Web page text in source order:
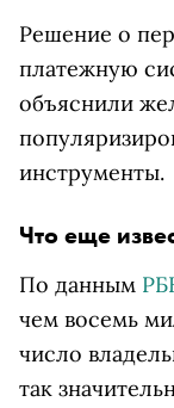
Решение о
платежную
объяснили
инструменты.
Что еще
По данным
чем восемь
число
так